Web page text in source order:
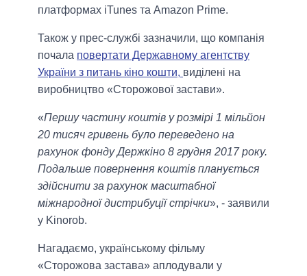
платформах iTunes та Amazon Prime.
Також у прес-службі зазначили, що компанія
почала повертати Державному агентству
України з питань кіно кошти, виділені на
виробництво «Сторожової застави».
«Першу частину коштів у розмірі 1 мільйон
20 тисяч гривень було переведено на
рахунок фонду Держкіно 8 грудня 2017 року.
Подальше повернення коштів планується
здійснити за рахунок масштабної
міжнародної дистрибуції стрічки», - заявили
у Kinorob.
Нагадаємо, українському фільму
«Сторожова застава» аплодували у